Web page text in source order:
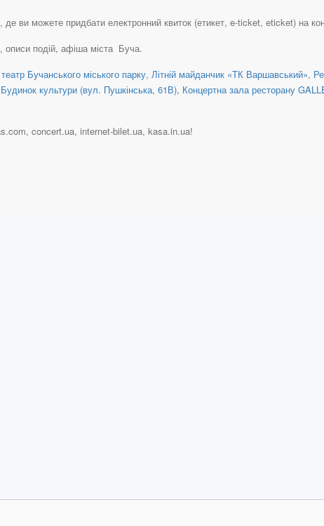
ви можете придбати електронний квиток (етикет, e-ticket, eticket) на
описи подій, афіша міста Буча.
театр Бучанського міського парку, Літній майданчик «ТК Варшавський»,
Будинок культури (вул. Пушкінська, 61В), Концертна зала ресторану
concert.ua, internet-bilet.ua, kasa.in.ua!